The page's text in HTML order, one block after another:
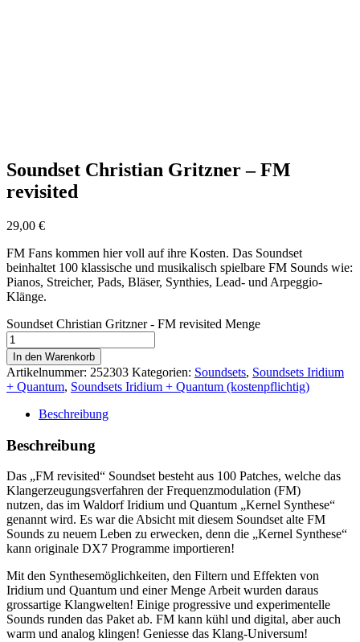
Soundset Christian Gritzner – FM
revisited
29,00 €
FM Fans kommen hier voll auf ihre Kosten. Das Soundset
beinhaltet 100 klassische und musikalisch spielbare FM Sounds wie:
Pianos, Streicher, Pads, Bläser, Synthies, Lead- und Arpeggio-
Klänge.
Soundset Christian Gritzner - FM revisited Menge
In den Warenkorb
Artikelnummer: 252303 Kategorien: Soundsets, Soundsets Iridium
+ Quantum, Soundsets Iridium + Quantum (kostenpflichtig)
Beschreibung
Beschreibung
Das „FM revisited“ Soundset besteht aus 100 Patches, welche das
Klangerzeugungsverfahren der Frequenzmodulation (FM)
nutzen, das im Waldorf Iridium und Quantum „Kernel Synthese“
genannt wird. Es war die Absicht mit diesem Soundset alte FM
Sounds zu neuem Leben zu erwecken, denn die „Kernel Synthese“
kann originale DX7 Programme importieren!
Mit den Synthesemöglichkeiten, den Filtern und Effekten von
Iridium und Quantum und einer Menge Arbeit wurden daraus
grossartige Klangwelten! Einige progressive und experimentelle
Sounds runden das Paket ab. FM kann kühl und digital, aber auch
warm und analog klingen! Geniesse das Klang-Universum!